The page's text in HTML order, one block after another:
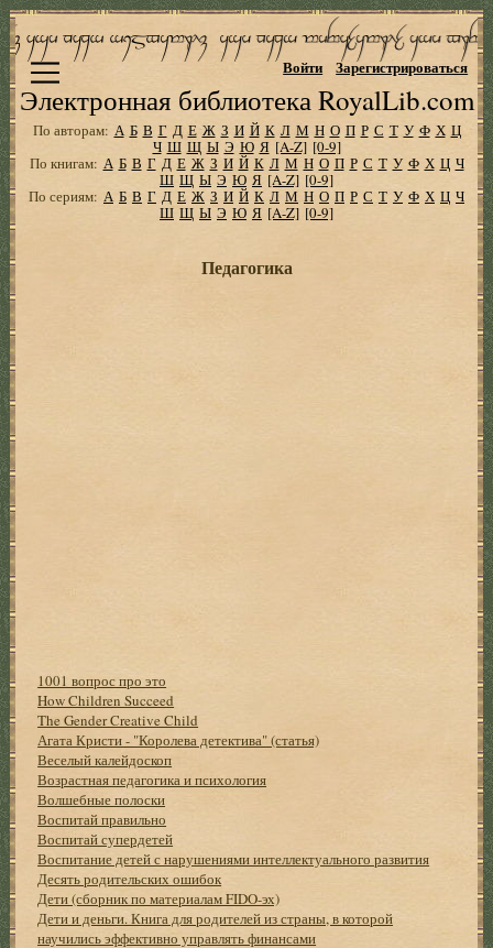
Электронная библиотека RoyalLib.com
Войти Зарегистрироваться
По авторам: А Б В Г Д Е Ж З И Й К Л М Н О П Р С Т У Ф Х Ц
Ч Ш Щ Ы Э Ю Я [A-Z] [0-9]
По книгам: А Б В Г Д Е Ж З И Й К Л М Н О П Р С Т У Ф Х Ц Ч
Ш Щ Ы Э Ю Я [A-Z] [0-9]
По сериям: А Б В Г Д Е Ж З И Й К Л М Н О П Р С Т У Ф Х Ц Ч
Ш Щ Ы Э Ю Я [A-Z] [0-9]
Педагогика
1001 вопрос про это
How Children Succeed
The Gender Creative Child
Агата Кристи - "Королева детектива" (статья)
Веселый калейдоскоп
Возрастная педагогика и психология
Волшебные полоски
Воспитай правильно
Воспитай супердетей
Воспитание детей с нарушениями интеллектуального развития
Десять родительских ошибок
Дети (сборник по материалам FIDO-эх)
Дети и деньги. Книга для родителей из страны, в которой
научились эффективно управлять финансами